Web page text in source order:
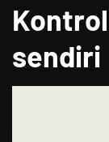
sendiri